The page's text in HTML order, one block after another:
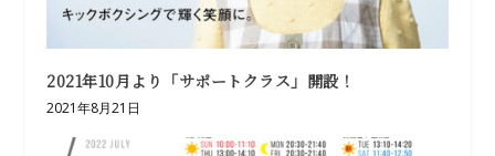
2021年10月より「サポートクラス」開設！
2021年8月21日